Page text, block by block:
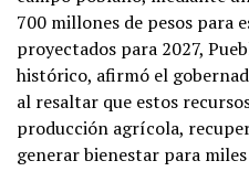
700 millones de pesos para
proyectados para 2027,
histórico, afirmó el
al resaltar que estos
producción agrícola,
generar bienestar para